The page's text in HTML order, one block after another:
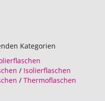
Kategorien
/ Isolierflaschen
/ Thermoflaschen